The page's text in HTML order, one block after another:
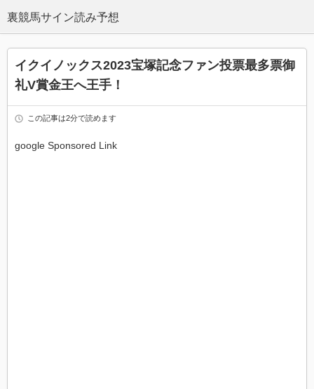
イクイノックス2023宝塚記念ファン投票最多票御
礼V賞金王へ王手！
この記事は2分で読めます
google Sponsored Link